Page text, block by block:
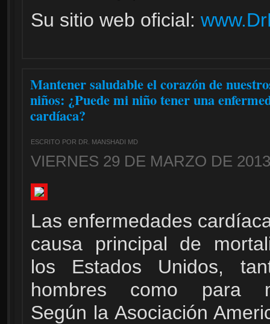
Su sitio web oficial:
Mantener saludable el corazón de
niños: ¿Puede mi niño tener una
cardíaca?
ESCRITO POR DR. MANSHADI MD
VIERNES 29 DE MARZO DE
Las enfermedades
causa principal de
los Estados Unidos,
hombres como para
Según la Asociación